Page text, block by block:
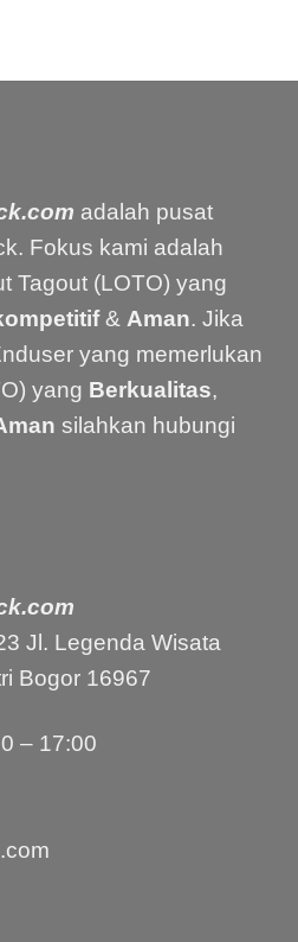
adalah pusat
Fokus kami adalah
Tagout (LOTO) yang
& Aman. Jika
yang memerlukan
yang Berkualitas,
silahkan hubungi
Jl. Legenda Wisata
Bogor 16967
– 17:00